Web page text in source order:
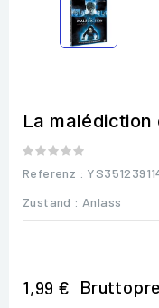
La
Referenz :
Zustand : Anlass
1,99 €